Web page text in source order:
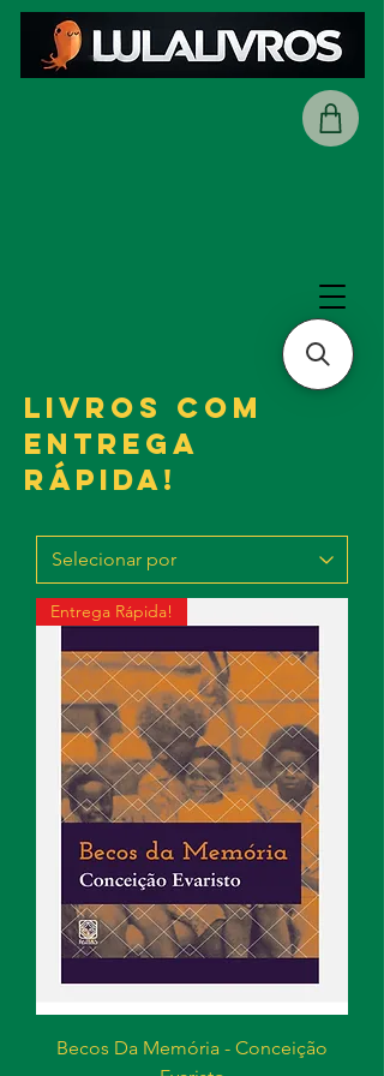
LIVROS COM
ENTREGA
RÁpida!
Entrega Rápida!
Becos Da Memória - Conceição